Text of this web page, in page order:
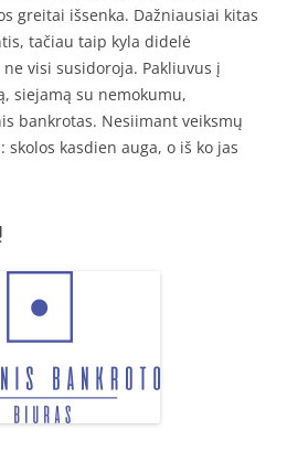
greitai išsenka. Dažniausiai kitas
tačiau taip kyla didelė
visi susidoroja. Pakliuvus į
siejamą su nemokumu,
bankrotas. Nesiimant veiksmų
kasdien auga, o iš ko jas